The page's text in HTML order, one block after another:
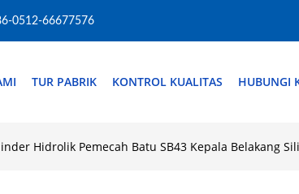
0512-66677576
TUR PABRIK KONTROL KUALITAS HUBUNGI
Hidrolik Pemecah Batu SB43 Kepala Belakang